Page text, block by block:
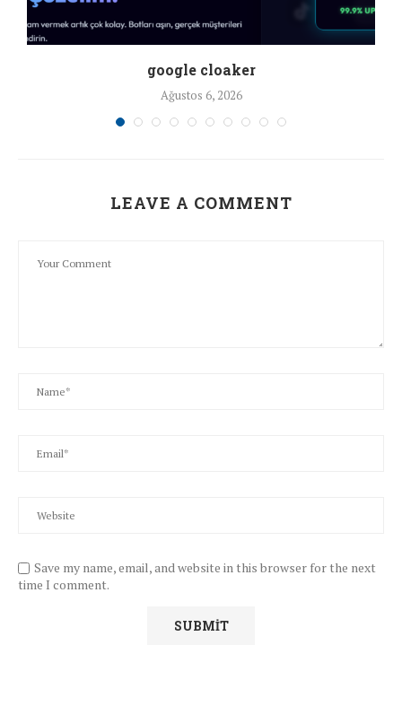
google cloaker
Ağustos 6, 2026
LEAVE A COMMENT
Save my name, email, and website in this browser for the next
time I comment.